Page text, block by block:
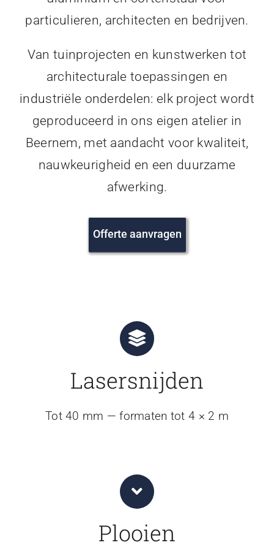
particulieren, architecten en bedrijven.
Van tuinprojecten en kunstwerken tot
architecturale toepassingen en
industriële onderdelen: elk project wordt
geproduceerd in ons eigen atelier in
Beernem, met aandacht voor kwaliteit,
nauwkeurigheid en een duurzame
afwerking.
Offerte aanvragen
Lasersnijden
Tot 40 mm — formaten tot 4 × 2 m
Plooien